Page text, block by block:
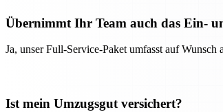
Übernimmt Ihr Team auch das Ein-
Ja, unser Full-Service-Paket umfasst auf
Ist mein Umzugsgut versichert?